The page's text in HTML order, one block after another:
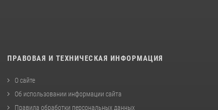
ПРАВОВАЯ И ТЕХНИЧЕСКАЯ ИНФОРМАЦИЯ
О сайте
Об использовании информации сайта
Правила обработки персональных данных